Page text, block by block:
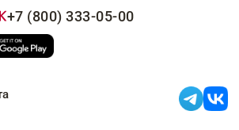
+7 (800) 333-05-00